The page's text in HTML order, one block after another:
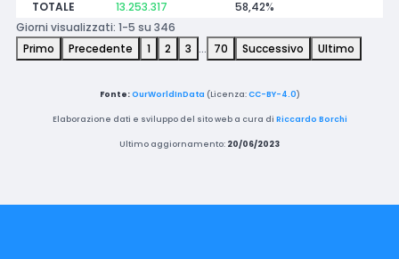
TOTALE 13.253.317
58,42%
Giorni visualizzati: 1-5 su 346
Primo
Precedente 1 2 3 … 70 Successivo Ultimo
Fonte: OurWorldInData (Licenza:CC-BY-4.0)
Elaborazione dati e sviluppo del sito web a cura di Riccardo Borchi
Ultimo aggiornamento: 20/06/2023